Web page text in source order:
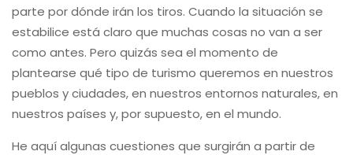
parte por dónde irán los tiros. Cuando la situación se
estabilice está claro que muchas cosas no van a ser
como antes. Pero quizás sea el momento de
plantearse qué tipo de turismo queremos en nuestros
pueblos y ciudades, en nuestros entornos naturales, en
nuestros países y, por supuesto, en el mundo.
He aquí algunas cuestiones que surgirán a partir de